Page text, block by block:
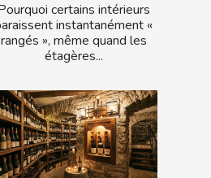
certains intérieurs
instantanément «
rangés », même quand les
étagères...